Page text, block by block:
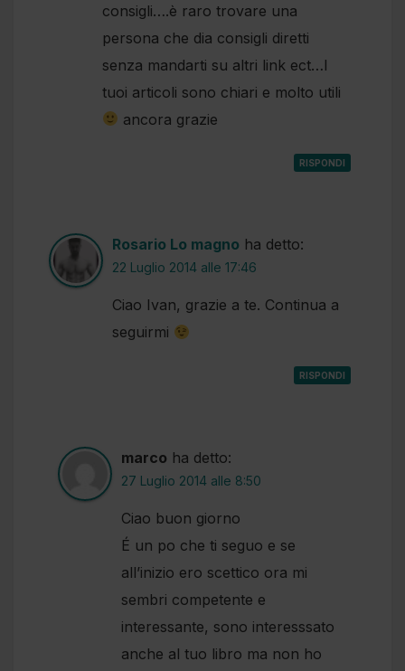
consigli….è raro trovare una
persona che dia consigli diretti
senza mandarti su altri link ect…I
tuoi articoli sono chiari e molto utili
ancora grazie
RISPONDI
Rosario Lo magno ha detto:
22 Luglio 2014 alle 17:46
Ciao Ivan, grazie a te. Continua a
seguirmi
RISPONDI
marco ha detto:
27 Luglio 2014 alle 8:50
Ciao buon giorno
É un po che ti seguo e se
all’inizio ero scettico ora mi
sembri competente e
interessante, sono interesssato
anche al tuo libro ma non ho